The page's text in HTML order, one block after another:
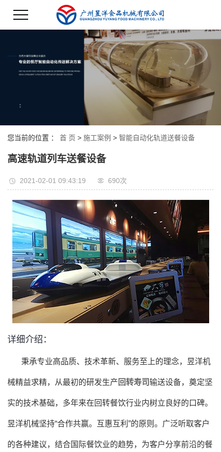
您当前的位置 ： 首 页 > 施工案例 > 智能自动化轨道送餐设备
高速轨道列车送餐设备
2021-02-01 09:43:19 690次
详细介绍：
秉承专业高品质、技术革新、服务至上的理念，昱洋机
械精益求精，从最初的研发生产 回转寿司输送设备，奠定坚
实的技术基础，多年来在回转餐饮行业内树立良好的口碑。
昱洋机械坚持“合作共赢。互惠互利”的原则。广泛听取客户
的各种建议，结合国际餐饮业的趋势，为客户分享前沿的餐